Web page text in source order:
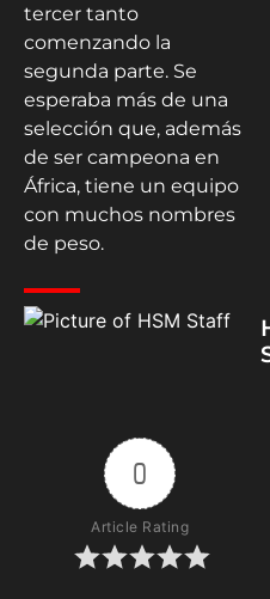
tercer tanto
comenzando la
segunda parte. Se
esperaba más de una
selección que, además
de ser campeona en
África, tiene un equipo
con muchos nombres
de peso.
0
Article Rating